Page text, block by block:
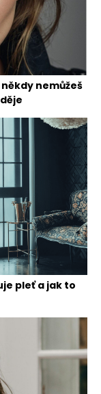
nemůžeš
pleť a jak to